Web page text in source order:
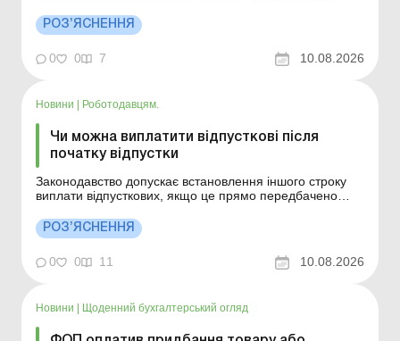
новий» провести коригування сум ЄСВ у зв’язку з
виправленням помилок до закінчення строку подання.
РОЗ’ЯСНЕННЯ
0 0 7 10.08.2026
Новини Роботодавцям.
Чи можна виплатити відпусткові після
початку відпустки
Законодавство допускає встановлення іншого строку
виплати відпусткових, якщо це прямо передбачено
нижче. Більше за темою: Відпустка та відпусткові
суміснику Чи можна у період воєнного стану
виплачувати відпусткові після закінчення відпустки? Чи
о...
РОЗ’ЯСНЕННЯ
0 0 11 10.08.2026
Новини Щоденний бухгалтерський огляд